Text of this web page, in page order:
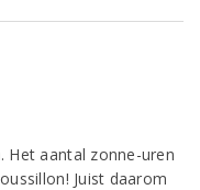
Het aantal zonne-uren
Juist daarom